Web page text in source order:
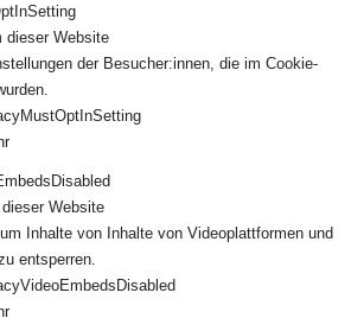
dieser Website
der Besucher:innen, die im Cookie-
Website
Inhalte von Inhalte von Videoplattformen und
entsperren.